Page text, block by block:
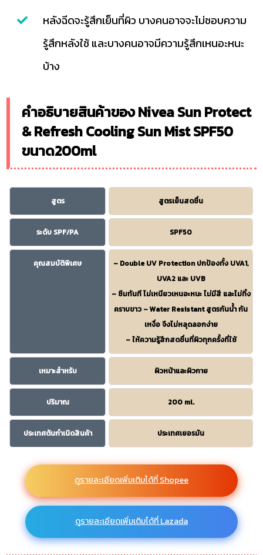
หลังฉีดจะรู้สึกเย็นที่ผิว บางคนอาจจะไม่ชอบความ
รู้สึกหลังใช้ และบางคนอาจมีความรู้สึกเหนอะหนะ
บ้าง
คำอธิบายสินค้าของ Nivea Sun Protect
& Refresh Cooling Sun Mist SPF50
ขนาด200ml
สูตร สูตรเย็นสดชื่น
ระดับ SPF/PA SPF50
คุณสมบัติพิเศษ
– Double UV Protection ปกป้องทั้ง UVA1,
UVA2 และ UVB
– ซึมทันที ไม่เหนียวเหนอะหนะ ไม่มีสี และไม่ทิ้ง
คราบขาว – Water Resistant สูตรกันน้ำ กัน
เหงื่อ จึงไม่หลุดลอกง่าย
– ให้ความรู้สึกสดชื่นที่ผิวทุกครั้งที่ใช้
เหมาะสำหรับ ผิวหน้าและผิวกาย
ปริมาณ 200 ml.
ประเทศต้นกำเนิดสินค้า ประเทศเยอรมัน
ดูรายละเอียดเพิ่มเติมได้ที่ Shopee
ดูรายละเอียดเพิ่มเติมได้ที่ Lazada